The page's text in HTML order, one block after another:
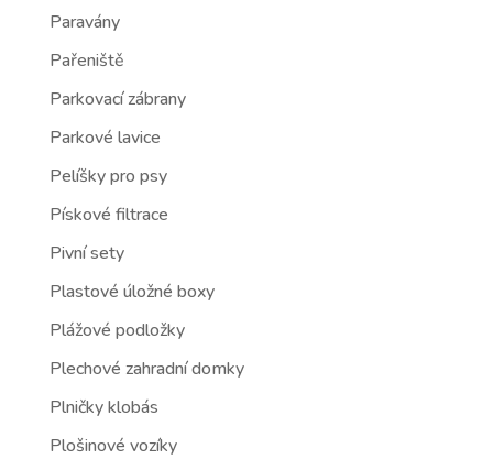
Paravány
Pařeniště
Parkovací zábrany
Parkové lavice
Pelíšky pro psy
Pískové filtrace
Pivní sety
Plastové úložné boxy
Plážové podložky
Plechové zahradní domky
Plničky klobás
Plošinové vozíky